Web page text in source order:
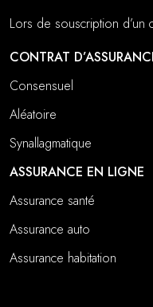
Lors de souscription d’un
CONTRAT
Consensuel
Aléatoire
Synallagmatique
ASSURANCE EN LIGNE
Assurance santé
Assurance auto
Assurance habitation